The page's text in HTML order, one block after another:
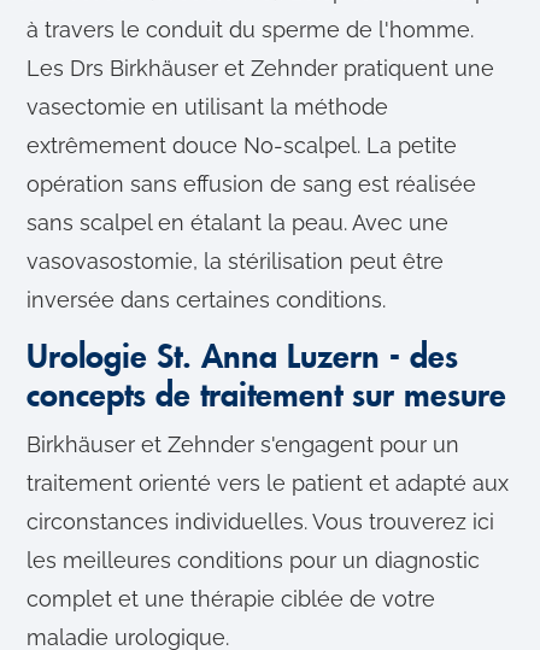
à travers le conduit du sperme de l'homme.
Les Drs Birkhäuser et Zehnder pratiquent une
vasectomie en utilisant la méthode
extrêmement douce No-scalpel. La petite
opération sans effusion de sang est réalisée
sans scalpel en étalant la peau. Avec une
vasovasostomie, la stérilisation peut être
inversée dans certaines conditions.
Urologie St. Anna Luzern - des
concepts de traitement sur mesure
Birkhäuser et Zehnder s'engagent pour un
traitement orienté vers le patient et adapté aux
circonstances individuelles. Vous trouverez ici
les meilleures conditions pour un diagnostic
complet et une thérapie ciblée de votre
maladie urologique.